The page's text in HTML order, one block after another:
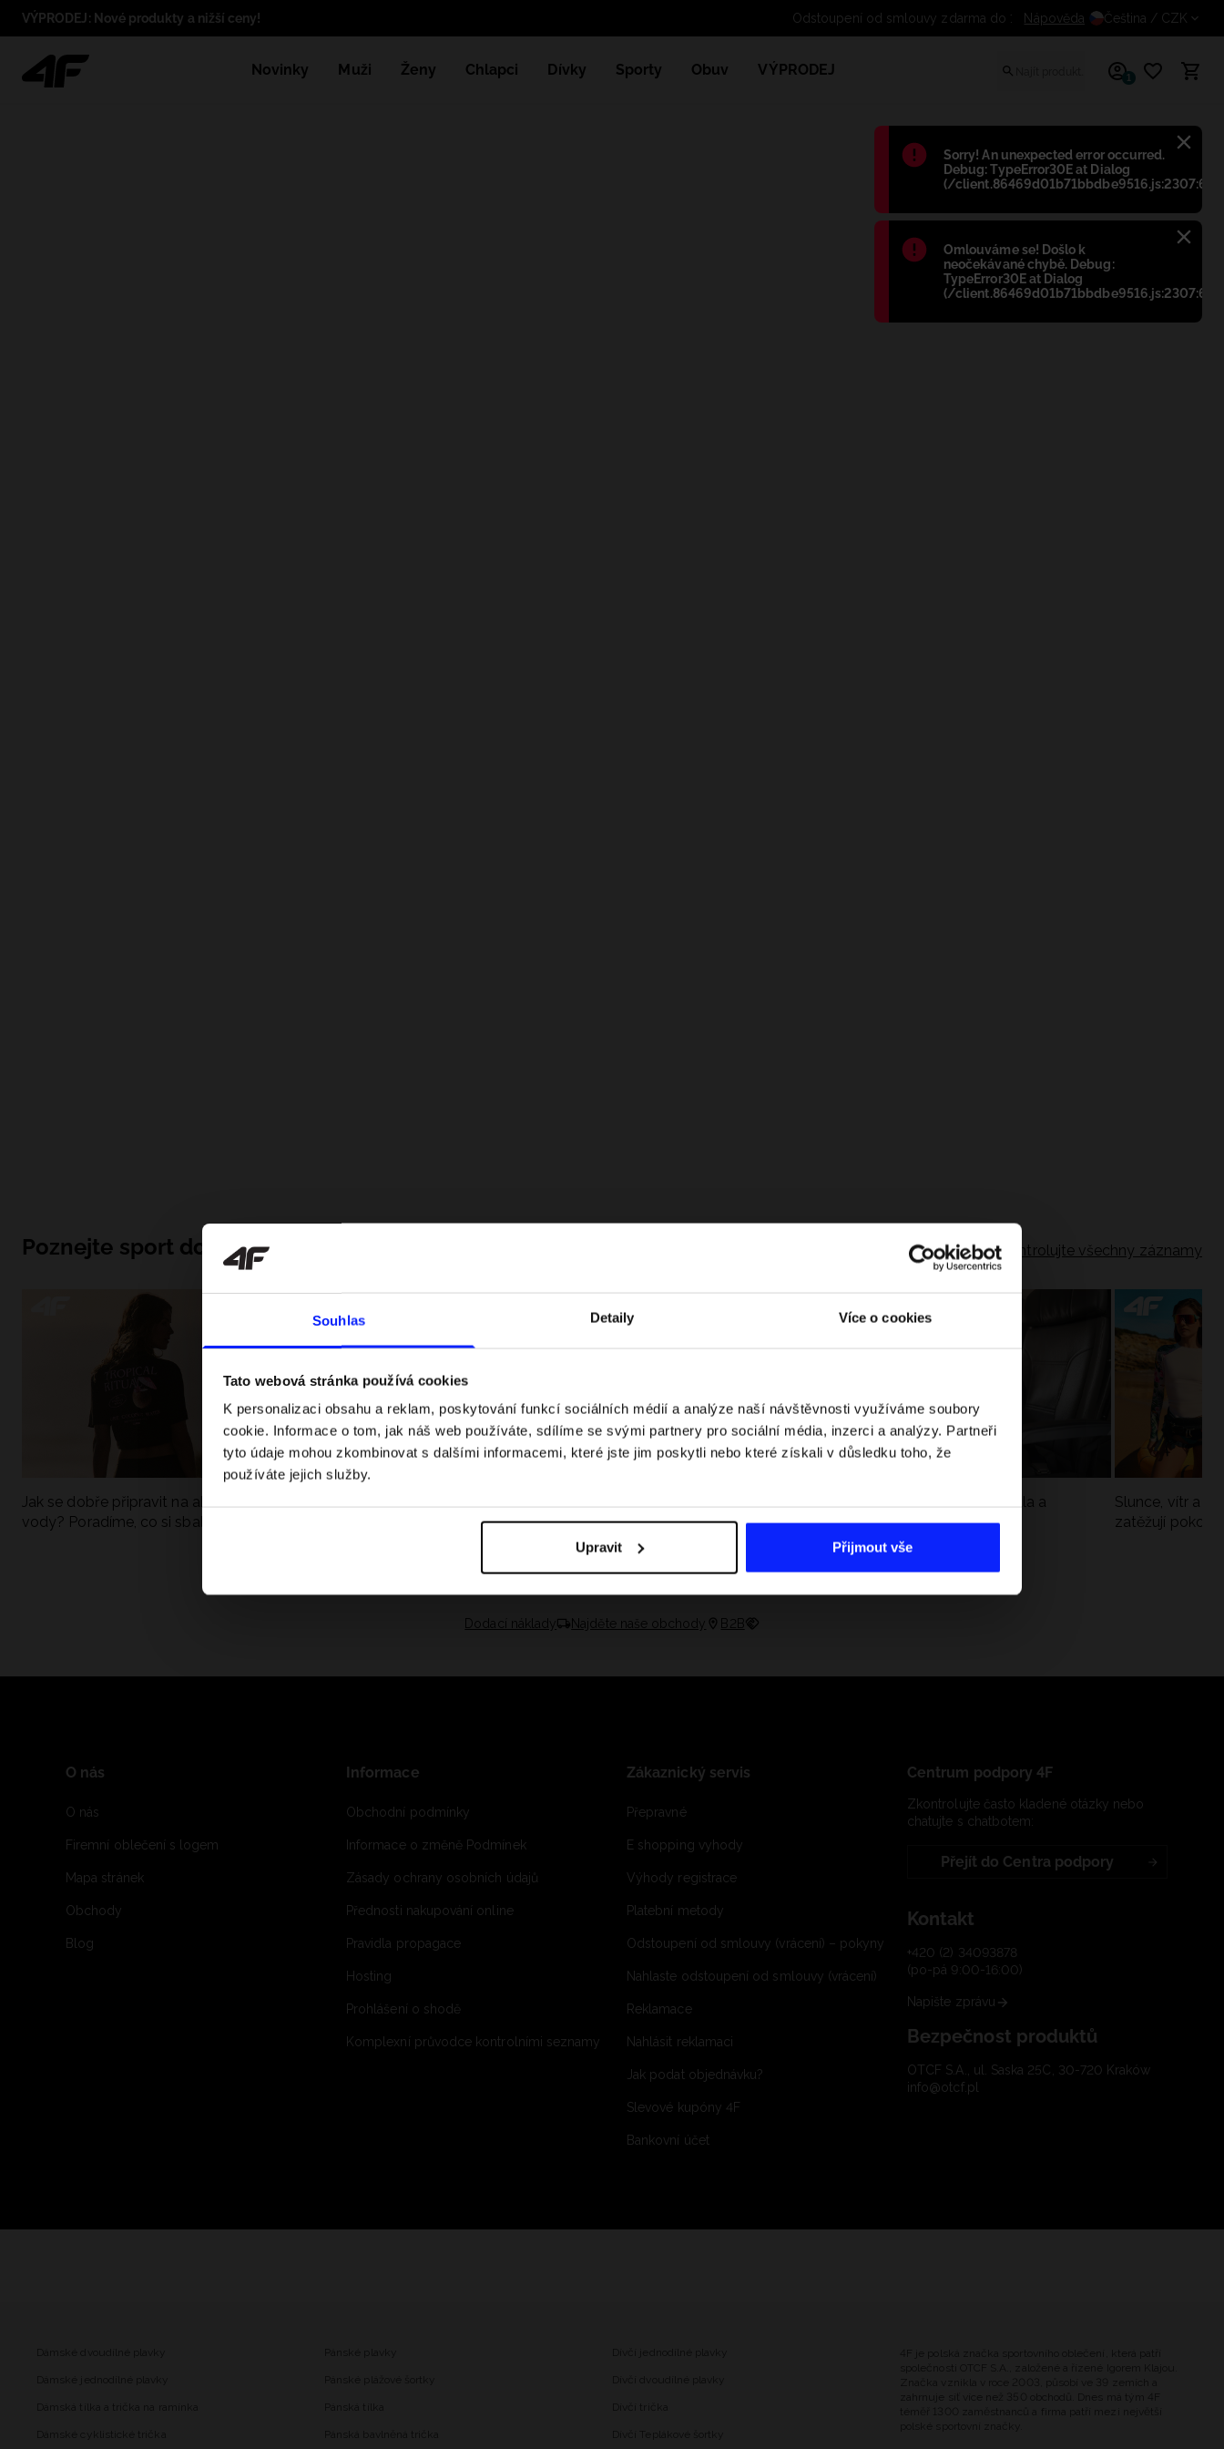
Souhlas Detaily Více o cookies
Tato webová stránka používá cookies
K personalizaci obsahu a reklam, poskytování funkcí sociálních médií a analýze naší návštěvnosti využíváme soubory
cookie. Informace o tom, jak náš web používáte, sdílíme se svými partnery pro sociální média, inzerci a analýzy. Partneři
tyto údaje mohou zkombinovat s dalšími informacemi, které jste jim poskytli nebo které získali v důsledku toho, že
používáte jejich služby.
Upravit Přijmout vše
Błąd:
Sorry! An unexpected error occurred.
Debug: TypeError30E at Dialog
(/
Błąd:
Omlouváme se! Došlo k
neočekávané chybě. Debug:
TypeError30E at Dialog
(/
VÝPRODEJ: Nové produkty a nižší ceny! Odstoupení od smlouvy zdarma
Nápověda Čeština / CZK
Novinky Muži Ženy Chlapci Dívky Sporty Obuv VÝPRODEJ 1
Poznejte sport do hloubky Zkontrolujte všechny záznamy
Jak se dobře připravit na aktivní den u
vody? Poradíme, co si sbalit
kategorie? Kompletní průvodce
závodů, rekordy a nejlepší jezdci F1
Jak si sbalit batoh do letadla a
nepřekročit limity?
Slunce, vítr a
zatěžují
Dodací náklady Najděte naše obchody B2B
O nás
O nás
Firemní oblečení s logem
Mapa stránek
Obchody
Blog
Informace
Obchodní podmínky
Informace o změně Podmínek
Zásady ochrany osobních údajů
Přednosti nakupování online
Pravidla propagace
Hosting
Prohlášení o shodě
Komplexní průvodce kontrolními seznamy
Zákaznický servis
Přepravné
E shopping vyhody
Výhody registrace
Platební metody
Odstoupení od smlouvy (vrácení) – pokyny
Nahlaste odstoupení od smlouvy (vrácení)
Reklamace
Nahlásit reklamaci
Jak podat objednávku?
Slevové kupóny 4F
Bankovní účet
Centrum podpory 4F
Zkontrolujte často kladené otázky nebo
chatujte s chatbotem:
Přejít do Centra podpory
Kontakt
+420 (2) 34093878
(po-pá 9:00-16:00)
Napište zprávu
Bezpečnost produktů
OTCF S.A., ul. Saska 25C, 30-720 Kraków
info@otcf.pl